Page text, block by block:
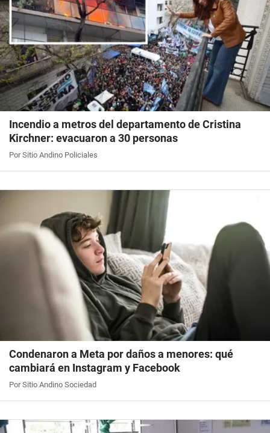
Incendio a metros del departamento de Cristina
Kirchner: evacuaron a 30 personas
Por Sitio Andino Policiales
Condenaron a Meta por daños a menores: qué
cambiará en Instagram y Facebook
Por Sitio Andino Sociedad